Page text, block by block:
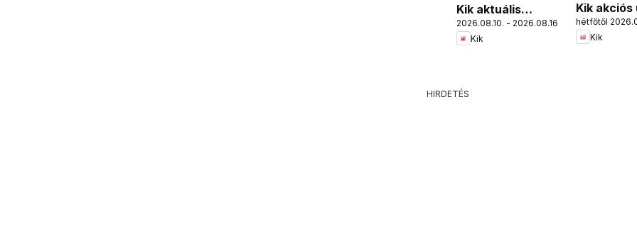
Kik aktuális
akciós újság
2026.08.10. - 2026.08.16.
Kik
Kik akciós
hétfőtől
Kik
HIRDETÉS